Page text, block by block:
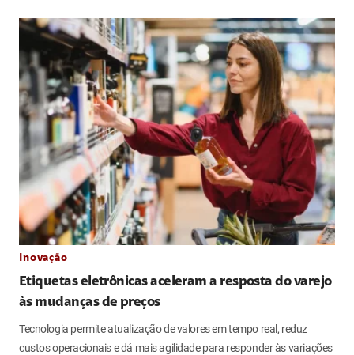
Inovação
Etiquetas eletrônicas aceleram a resposta do varejo
às mudanças de preços
Tecnologia permite atualização de valores em tempo real, reduz
custos operacionais e dá mais agilidade para responder às variações